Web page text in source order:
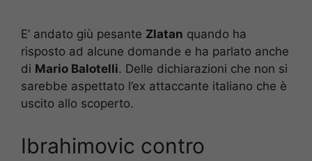
E’ andato giù pesante Zlatan quando ha
risposto ad alcune domande e ha parlato anche
di Mario Balotelli. Delle dichiarazioni che non si
sarebbe aspettato l’ex attaccante italiano che è
uscito allo scoperto.
Ibrahimovic contro